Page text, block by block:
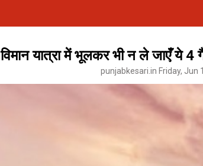
विमान यात्रा में भूलकर भी न ले जाएँ
punjabkesari.in Friday, Jun